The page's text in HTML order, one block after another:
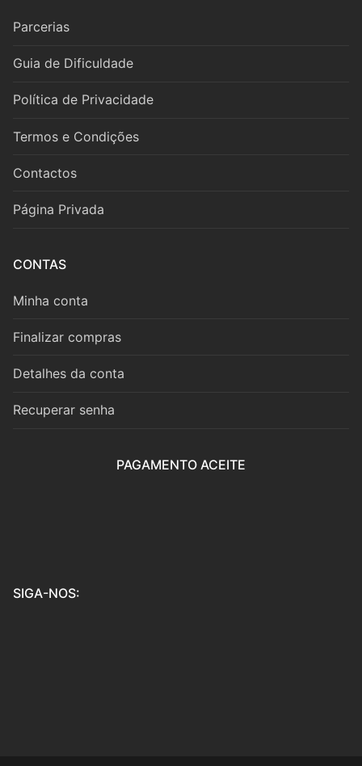
Parcerias
Guia de Dificuldade
Política de Privacidade
Termos e Condições
Contactos
Página Privada
CONTAS
Minha conta
Finalizar compras
Detalhes da conta
Recuperar senha
PAGAMENTO ACEITE
SIGA-NOS: